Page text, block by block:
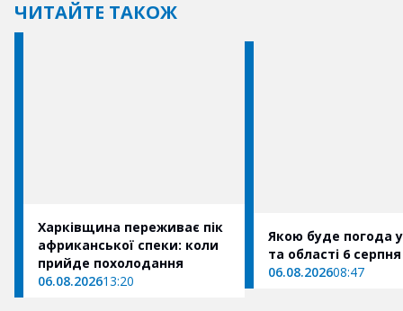
ЧИТАЙТЕ ТАКОЖ
Харківщина переживає пік
африканської спеки: коли
прийде похолодання
06.08.202613:20
Якою буде погода
та області 6 серпня
06.08.202608:47